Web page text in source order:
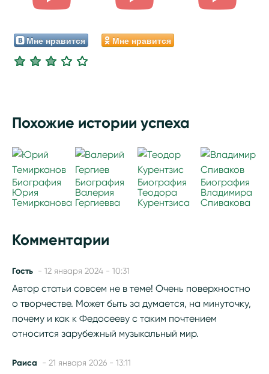
Мне нравится Мне нравится
Похожие истории успеха
Биография
Юрия
Темирканова
Биография
Валерия
Гергиевва
Биография
Теодора
Курентзиса
Биография
Владимира
Спивакова
Комментарии
Гость - 12 января 2024 - 10:31
Автор статьи совсем не в теме! Очень поверхностно
о творчестве. Может быть за думается, на минуточку,
почему и как к Федосееву с таким почтением
относится зарубежный музыкальный мир.
Раиса - 21 января 2026 - 13:11